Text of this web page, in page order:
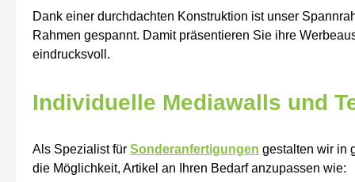
Dank einer durchdachten Konstruktion ist unser
Rahmen gespannt. Damit präsentieren Sie ihre
eindrucksvoll.
Individuelle Mediawalls und
Als Spezialist für Sonderanfertigungen gestalten wir in
die Möglichkeit, Artikel an Ihren Bedarf anzupassen wie: